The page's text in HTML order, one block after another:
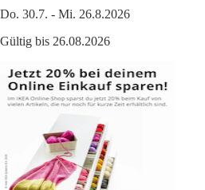
Do. 30.7. - Mi. 26.8.2026
Gültig bis 26.08.2026